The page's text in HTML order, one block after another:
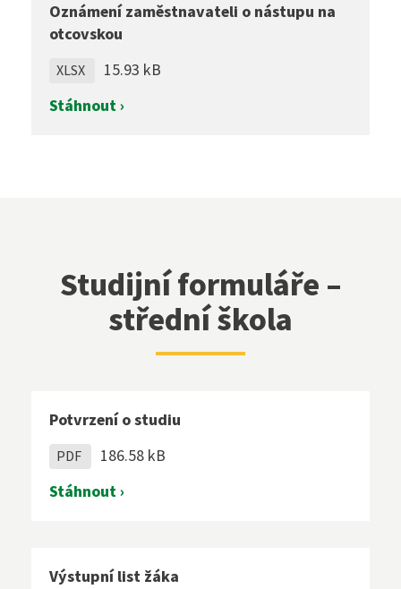
Oznámení zaměstnavateli o nástupu na
otcovskou
XLSX
15.93 kB
Stáhnout ›
Studijní formuláře –
střední škola
Potvrzení o studiu
PDF
186.58 kB
Stáhnout ›
Výstupní list žáka